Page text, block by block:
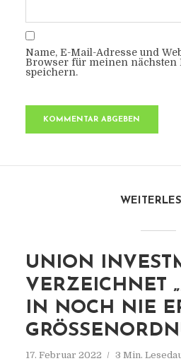
Name, E-Mail-Adresse und
Browser für meinen nächsten
speichern.
UNION
VERZEICHNET
IN NOCH NIE
17. Februar 2022 3 Min.